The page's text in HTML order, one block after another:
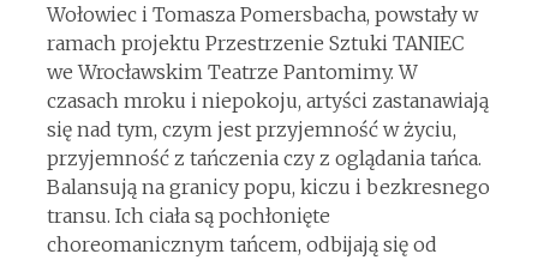
Wołowiec i Tomasza Pomersbacha, powstały w
ramach projektu Przestrzenie Sztuki TANIEC
we Wrocławskim Teatrze Pantomimy. W
czasach mroku i niepokoju, artyści zastanawiają
się nad tym, czym jest przyjemność w życiu,
przyjemność z tańczenia czy z oglądania tańca.
Balansują na granicy popu, kiczu i bezkresnego
transu. Ich ciała są pochłonięte
choreomanicznym tańcem, odbijają się od